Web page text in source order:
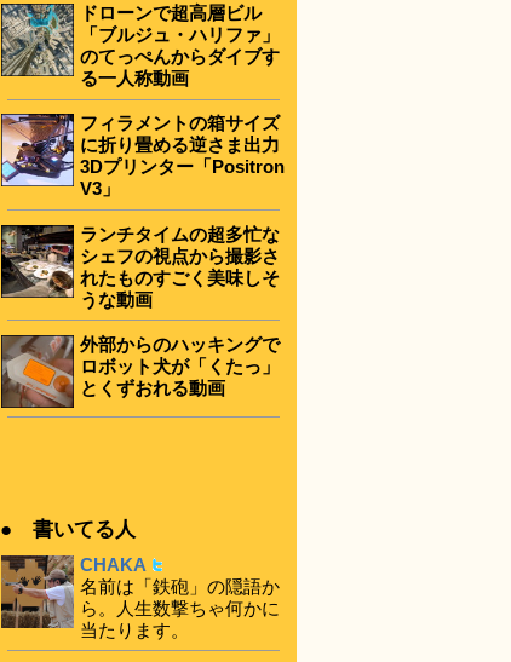
ドローンで超高層ビル
「ブルジュ・ハリファ」
のてっぺんからダイブす
る一人称動画
フィラメントの箱サイズ
に折り畳める逆さま出力
3Dプリンター「Positron
V3」
ランチタイムの超多忙な
シェフの視点から撮影さ
れたものすごく美味しそ
うな動画
外部からのハッキングで
ロボット犬が「くたっ」
とくずおれる動画
● 書いてる人
CHAKA
名前は「鉄砲」の隠語か
ら。人生数撃ちゃ何かに
当たります。